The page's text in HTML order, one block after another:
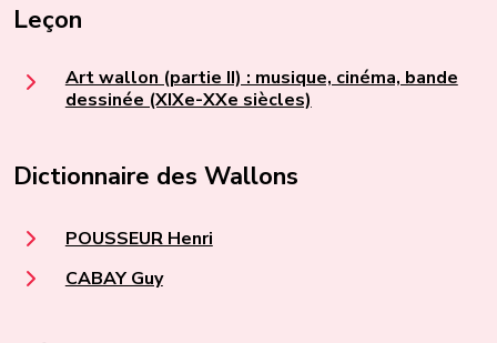
Leçon
Art wallon (partie II) : musique, cinéma, bande
dessinée (XIXe-XXe siècles)
Dictionnaire des Wallons
POUSSEUR Henri
CABAY Guy